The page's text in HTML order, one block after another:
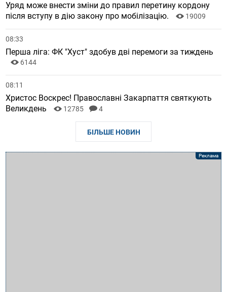
Уряд може внести зміни до правил перетину кордону
після вступу в дію закону про мобілізацію.
19009
08:33
Перша ліга: ФК "Хуст" здобув дві перемоги за тиждень
6144
08:11
Христос Воскрес! Православні Закарпаття святкують
Великдень
12785 4
БІЛЬШЕ НОВИН